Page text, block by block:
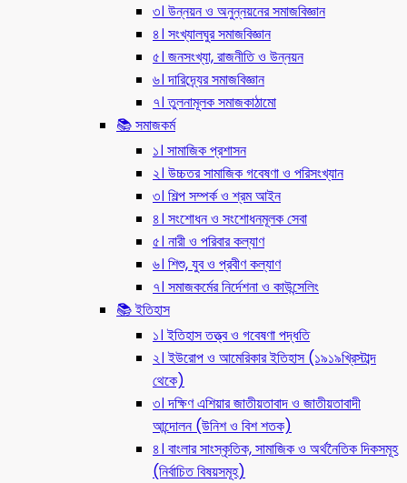
৩। উন্নয়ন ও অনুন্নয়নের সমাজবিজ্ঞান
৪। সংখ্যালঘুর সমাজবিজ্ঞান
৫। জনসংখ্যা, রাজনীতি ও উন্নয়ন
৬। দারিদ্র্যের সমাজবিজ্ঞান
৭। তুলনামূলক সমাজকাঠামো
📚 সমাজকর্ম
১। সামাজিক প্রশাসন
২। উচ্চতর সামাজিক গবেষণা ও পরিসংখ্যান
৩। শিল্প সম্পর্ক ও শ্রম আইন
৪। সংশোধন ও সংশোধনমূলক সেবা
৫। নারী ও পরিবার কল্যাণ
৬। শিশু, যুব ও প্রবীণ কল্যাণ
৭। সমাজকর্মের নির্দেশনা ও কাউন্সেলিং
📚 ইতিহাস
১। ইতিহাস তত্ত্ব ও গবেষণা পদ্ধতি
২। ইউরোপ ও আমেরিকার ইতিহাস (১৯১৯খ্রিস্টাব্দ
থেকে)
৩। দক্ষিণ এশিয়ার জাতীয়তাবাদ ও জাতীয়তাবাদী
আন্দোলন (উনিশ ও বিশ শতক)
৪। বাংলার সাংস্কৃতিক, সামাজিক ও অর্থনৈতিক দিকসমূহ
(নির্বাচিত বিষয়সমূহ)